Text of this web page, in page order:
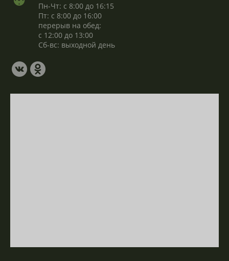
Пн-Чт: с 8:00 до 16:15
Пт: с 8:00 до 16:00
перерыв на обед:
с 12:00 до 13:00
Сб-вс: выходной день